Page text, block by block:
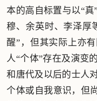
本的高自标置与以“
穆、余英时、李泽厚
醒”，但其实际上亦
人“个体”存在及演变
和唐代及以后的士人
个体或自我意识，但